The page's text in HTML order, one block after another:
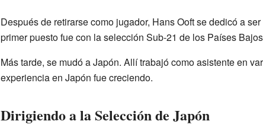
Después de retirarse como jugador, Hans Ooft se dedicó a
primer puesto fue con la selección Sub-21 de los Países
Más tarde, se mudó a Japón. Allí trabajó como asistente en
experiencia en Japón fue creciendo.
Dirigiendo a la Selección de Japón